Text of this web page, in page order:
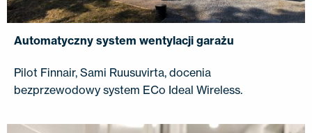
Automatyczny system wentylacji garażu
Pilot Finnair, Sami Ruusuvirta, docenia
bezprzewodowy system ECo Ideal Wireless.